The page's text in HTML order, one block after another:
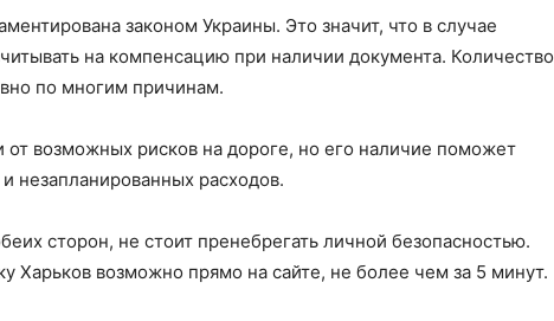
законом Украины. Это значит, что в случае
на компенсацию при наличии документа. Количество
по многим причинам.
возможных рисков на дороге, но его наличие поможет
незапланированных расходов.
сторон, не стоит пренебрегать личной безопасностью.
Харьков возможно прямо на сайте, не более чем за 5 минут.